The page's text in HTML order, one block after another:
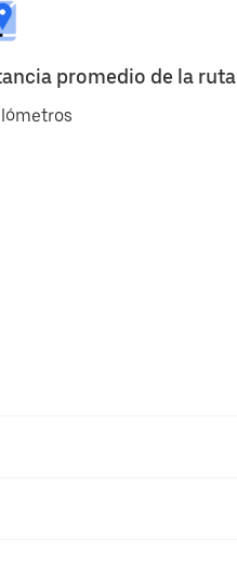
promedio de la ruta